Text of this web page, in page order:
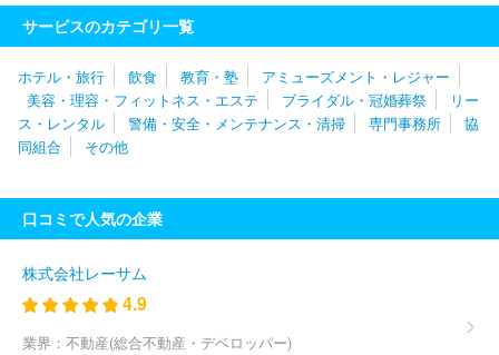
ンバーズ株式会社
株式会社イヤタカ
株式会社東上セレモサービ
ス
アルファクラブ武蔵野株式会社
株式会社コムウェル
株式会社エスクリ
株式会社クリスタルイン
ターナショナル
株式会社ベストブライダル セクト株式会社
ア
ニヴェルセル株式会社
株式会社ディアーズ・ブレイン
株式会社
ビンク
株式会社サンセルモ
会社アニバーサリー企画
大成祭典株式会社
株式会社ライフラン
ド
株式会社ＺＷＥＩ
Ｓｅｅ
株式会社ノバレーゼ 平安レイサービス株式会社
株式会
社ポジティブドリームパーソンズ
ズ
株式会社ドリーミー
株式会社テラムラ
株式会社出雲殿
株式会社ローズガーデン
株式会社ジットセレモ
サービスのカテゴリ一覧
ホテル・旅行 飲食 教育・塾
アミューズメント・レジャー
美容・理容・フィットネス・エステ
ブライダル・冠婚葬祭
リー
ス・レンタル
警備・安全・メンテナンス・清掃 専門事務所
協
同組合
その他
口コミで人気の企業
株式会社レーサム
4.9
業界： 不動産(総合不動産・デベロッパー)